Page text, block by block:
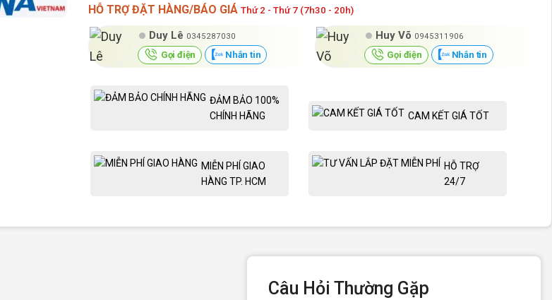
HỖ TRỢ ĐẶT HÀNG/BÁO GIÁ Thứ 2 - Thứ 7 (7h30 - 20h)
Duy Lê 0345287030
Gọi điện Nhắn tin
Huy Võ 0945311906
Gọi điện Nhắn tin
ĐẢM BẢO 100%
CHÍNH HÃNG
CAM KẾT GIÁ TỐT
MIỄN PHÍ GIAO
HÀNG TP. HCM
HỖ TRỢ
24/7
Câu Hỏi Thường Gặp